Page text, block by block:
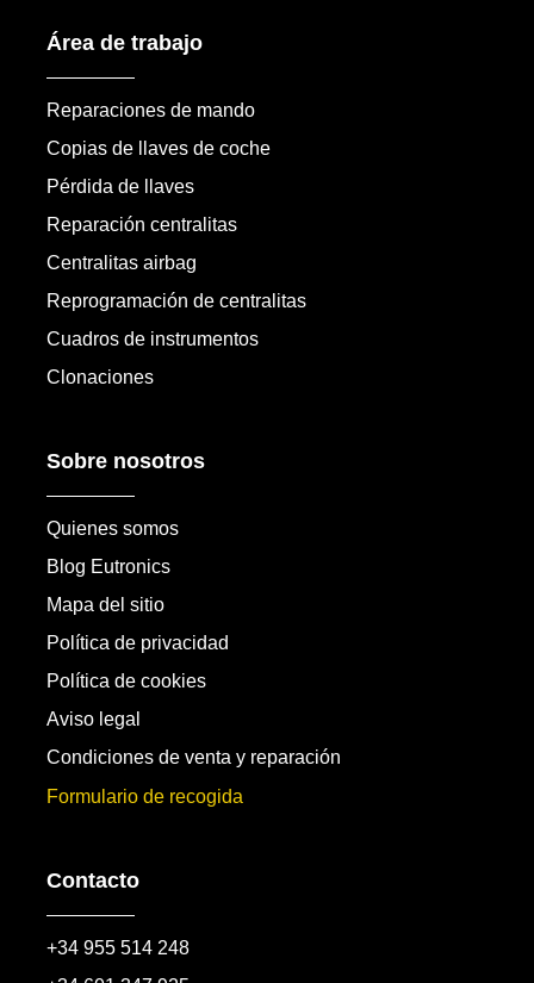
Área de trabajo
Reparaciones de mando
Copias de llaves de coche
Pérdida de llaves
Reparación centralitas
Centralitas airbag
Reprogramación de centralitas
Cuadros de instrumentos
Clonaciones
Sobre nosotros
Quienes somos
Blog Eutronics
Mapa del sitio
Política de privacidad
Política de cookies
Aviso legal
Condiciones de venta y reparación
Formulario de recogida
Contacto
+34 955 514 248